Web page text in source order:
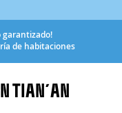
garantizado!
de habitaciones
TIAN´AN